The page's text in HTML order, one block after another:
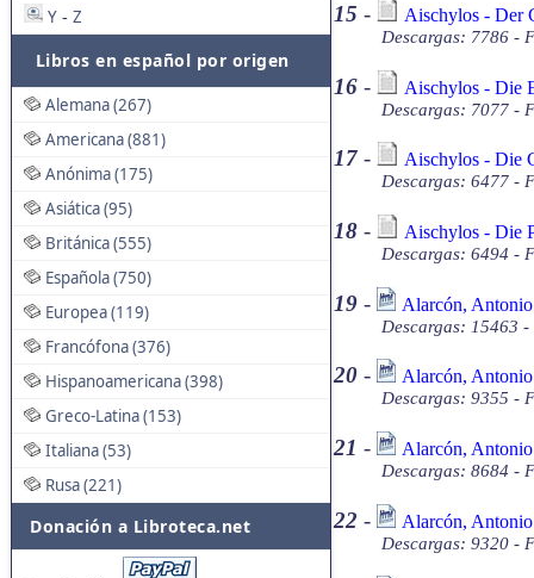
Y - Z
Libros en español por origen
Alemana (267)
Americana (881)
Anónima (175)
Asiática (95)
Británica (555)
Española (750)
Europea (119)
Francófona (376)
Hispanoamericana (398)
Greco-Latina (153)
Italiana (53)
Rusa (221)
Donación a Libroteca.net
15 - Aischylos - Der
Descargas: 7786 -
16 - Aischylos - Die
Descargas: 7077 -
17 - Aischylos - Die
Descargas: 6477 -
18 - Aischylos - Die
Descargas: 6494 -
19 - Alarcón,
Descargas: 15463
20 - Alarcón,
Descargas: 9355 -
21 - Alarcón,
Descargas: 8684 -
22 - Alarcón,
Descargas: 9320 -